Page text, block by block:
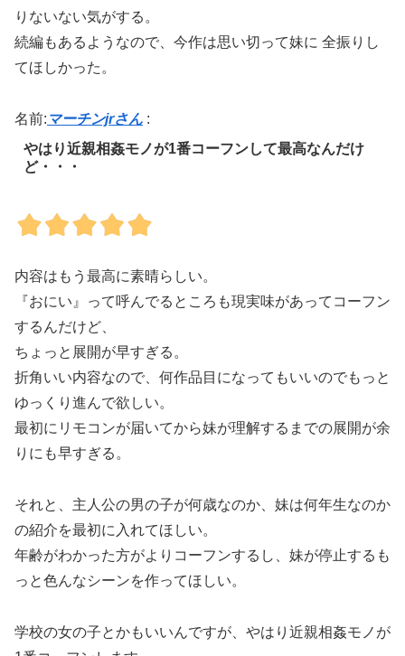
りないない気がする。
続編もあるようなので、今作は思い切って妹に 全振りし
てほしかった。
名前: マーチンjrさん :
やはり近親相姦モノが1番コーフンして最高なんだけ
ど・・・
内容はもう最高に素晴らしい。
『おにい』って呼んでるところも現実味があってコーフン
するんだけど、
ちょっと展開が早すぎる。
折角いい内容なので、何作品目になってもいいのでもっと
ゆっくり進んで欲しい。
最初にリモコンが届いてから妹が理解するまでの展開が余
りにも早すぎる。
それと、主人公の男の子が何歳なのか、妹は何年生なのか
の紹介を最初に入れてほしい。
年齢がわかった方がよりコーフンするし、妹が停止するも
っと色んなシーンを作ってほしい。
学校の女の子とかもいいんですが、やはり近親相姦モノが